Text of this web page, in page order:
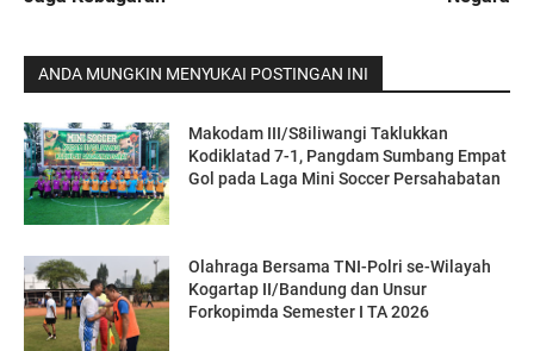
ANDA MUNGKIN MENYUKAI POSTINGAN INI
Makodam III/S8iliwangi Taklukkan
Kodiklatad 7-1, Pangdam Sumbang Empat
Gol pada Laga Mini Soccer Persahabatan
Olahraga Bersama TNI-Polri se-Wilayah
Kogartap II/Bandung dan Unsur
Forkopimda Semester I TA 2026